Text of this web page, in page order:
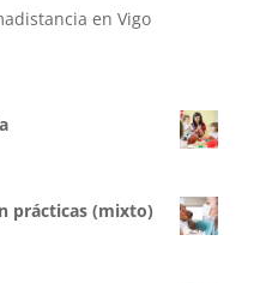
en Vigo
prácticas (mixto)